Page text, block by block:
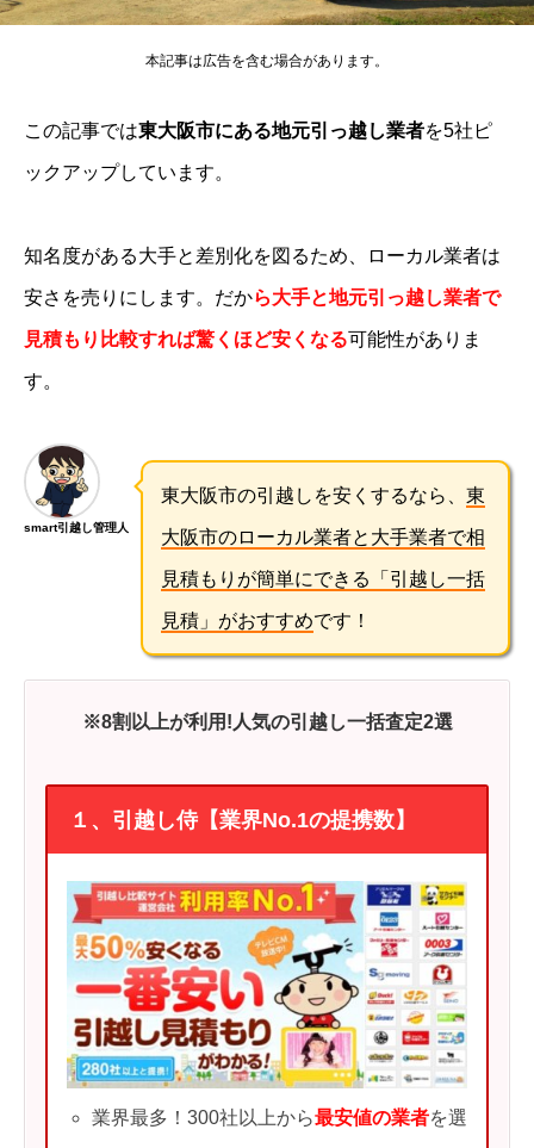
本記事は広告を含む場合があります。
この記事では東大阪市にある地元引っ越し業者を5社ピ
ックアップしています。
知名度がある大手と差別化を図るため、ローカル業者は
安さを売りにします。だから大手と地元引っ越し業者で
見積もり比較すれば驚くほど安くなる可能性がありま
す。
smart引越し管理人
東大阪市の引越しを安くするなら、 東
大阪市のローカル業者と大手業者で相
見積もりが簡単にできる「引越し一括
見積」がおすすめです！
※8割以上が利用!人気の引越し一括査定2選
１、引越し侍【業界No.1の提携数】
業界最多！300社以上から最安値の業者を選